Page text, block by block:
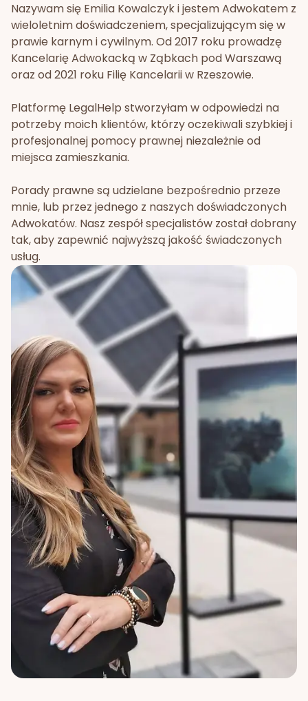
Nazywam się Emilia Kowalczyk i jestem Adwokatem z
wieloletnim doświadczeniem, specjalizującym się w
prawie karnym i cywilnym. Od 2017 roku prowadzę
Kancelarię Adwokacką w Ząbkach pod Warszawą
oraz od 2021 roku Filię Kancelarii w Rzeszowie.
Platformę LegalHelp stworzyłam w odpowiedzi na
potrzeby moich klientów, którzy oczekiwali szybkiej i
profesjonalnej pomocy prawnej niezależnie od
miejsca zamieszkania.
Porady prawne są udzielane bezpośrednio przeze
mnie, lub przez jednego z naszych doświadczonych
Adwokatów. Nasz zespół specjalistów został dobrany
tak, aby zapewnić najwyższą jakość świadczonych
usług.